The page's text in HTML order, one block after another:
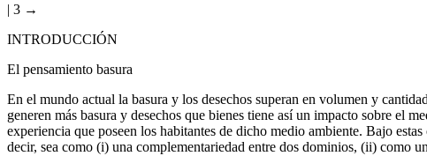
| 3 →
INTRODUCCIÓN
El pensamiento basura
En el mundo actual la basura y los desechos superan en volumen y
generen más basura y desechos que bienes tiene así un impacto sobre el
experiencia que poseen los habitantes de dicho medio ambiente. Bajo
decir, sea como (i) una complementariedad entre dos dominios, (ii) como